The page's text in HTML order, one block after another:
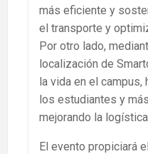
más eficiente y
el transporte y
Por otro lado,
localización de
la vida en el campus,
los estudiantes y
mejorando la
El evento propiciará